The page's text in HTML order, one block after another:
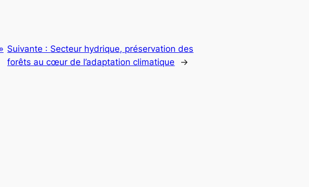
Suivante : Secteur hydrique, préservation des
forêts au cœur de l’adaptation climatique
→